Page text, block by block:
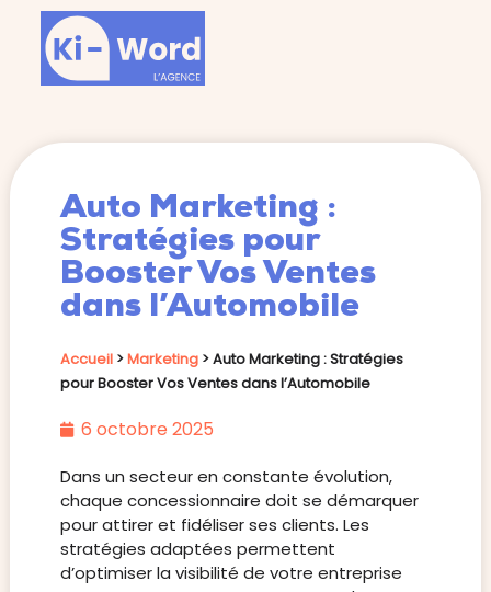
Auto Marketing :
Stratégies pour
Booster Vos Ventes
dans l’Automobile
Accueil>Marketing>Auto Marketing : Stratégies
pour Booster Vos Ventes dans l’Automobile
6 octobre 2025
Dans un secteur en constante évolution,
chaque concessionnaire doit se démarquer
pour attirer et fidéliser ses clients. Les
stratégies adaptées permettent
d’optimiser la visibilité de votre entreprise